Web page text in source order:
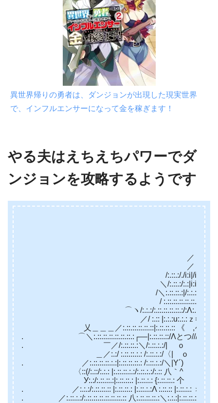
異世界帰りの勇者は、ダンジョンが出現した現実世界
で、インフルエンサーになって金を稼ぎます！
やる夫はえちえちパワーでダ
ンジョンを攻略するようです
/|
— /:i:|――-
／…⌒＼:/:i:i:i|:.::/
／ :.::.::.:/|:.:/:i:i:i:i:|:/:i:|:.:/
／ :.:.:/|:.:/:i:|/:i:i:i:ｉ:ｉ:/:
/:.::.:/./i:i|/i:i:i:i:i:i:i:ｉ:ｉ
＼/:.::.:/:.:|i:iΛi:i:/Λ:i:ｉ/:.:.:∨::Λ／
/＼:.::.::.:|/:.:.:∨:.::.::∨:.::.::.:.: ｢＼
/ :.::.::.::.::.::.:: /|:.:: |:.::.::|:.::.::|::|:.:|
⌒ヽ/:.:.:/:.::.::.::.::.:/:Λ:.:|:.::.::|:.::.::ト
／/ :.:: |:.:.:u:.:.:ｚ= L>^ L／
乂＿＿＿／:.::.::.::.::.::|:.::.::.:: 《 ,ｨzf≡ ￢
. ⌒＼:.::.::.::.::.::.::.:┌―|:.::.::.::/Λとつ//////////////ゝ｡
. ￣／/:.::.::.:＼/:.::.:.:/| ｏ o
＿／:.:/ :.::.::.:.: /:.::.:.:/〈| ｏ rｧ‐ ､_ノ⌒
. ／:.::.::.::.:.:|:.::.::.::.: /:.::.:.:/＼|Y´) |′
〈::(/:.::/:.:.: |:.::.::.:.:/:.::.:.:/:.:: 八｀^ .)
У:.:/:.::.::.:|:.::.::.: |:.::.:.: {:.::.::.: 个 し～､ _,、
. ／:.:.:/:.::.::.:: |:.::.::.: |:.::.:.:Λ :.::.::
. ／:.::.:.:/:.::.::.::.::.::.::.:: 八:.::.::.::.:＼